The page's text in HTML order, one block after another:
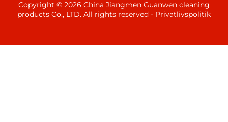
Copyright © 2026 China Jiangmen Guanwen cleaning
products Co., LTD. All rights reserved - Privatlivspolitik